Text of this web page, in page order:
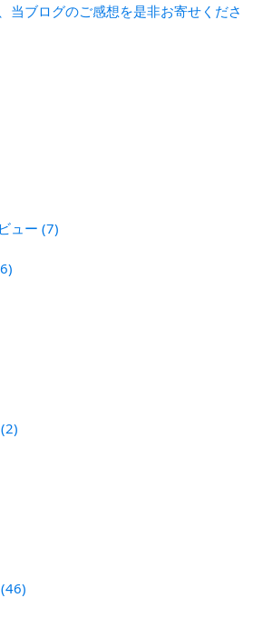
当ブログのご感想を是非お寄せくださ
ュー (7)
(2)
(46)